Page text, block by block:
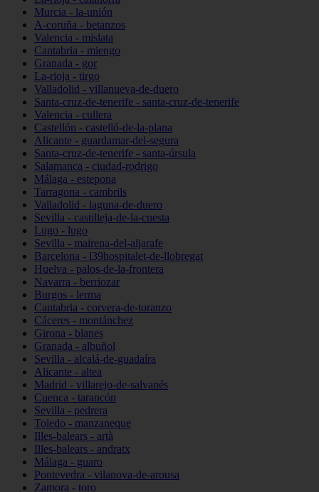
Murcia - la-unión
A-coruña - betanzos
Valencia - mislata
Cantabria - miengo
Granada - gor
La-rioja - tirgo
Valladolid - villanueva-de-duero
Santa-cruz-de-tenerife - santa-cruz-de-tenerife
Valencia - cullera
Castellón - castelló-de-la-plana
Alicante - guardamar-del-segura
Santa-cruz-de-tenerife - santa-úrsula
Salamanca - ciudad-rodrigo
Málaga - estepona
Tarragona - cambrils
Valladolid - laguna-de-duero
Sevilla - castilleja-de-la-cuesta
Lugo - lugo
Sevilla - mairena-del-aljarafe
Barcelona - l39hospitalet-de-llobregat
Huelva - palos-de-la-frontera
Navarra - berriozar
Burgos - lerma
Cantabria - corvera-de-toranzo
Cáceres - montánchez
Girona - blanes
Granada - albuñol
Sevilla - alcalá-de-guadaíra
Alicante - altea
Madrid - villarejo-de-salvanés
Cuenca - tarancón
Sevilla - pedrera
Toledo - manzaneque
Illes-balears - artà
Illes-balears - andratx
Málaga - guaro
Pontevedra - vilanova-de-arousa
Zamora - toro